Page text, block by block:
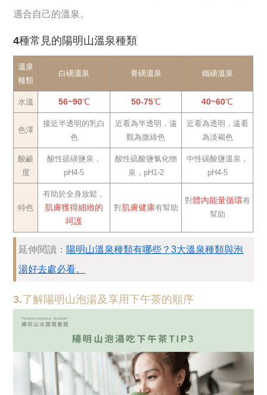
適合自己的溫泉。
4種常見的陽明山溫泉種類
溫泉
種類
白磺溫泉 青磺溫泉 鐵磺溫泉
水溫 56~90℃ 50-75℃ 40~60℃
色澤
接近半透明的乳白
色
近看為半透明，遠
觀為微綠色
近看為透明，遠看
為淡褐色
酸鹼
度
酸性硫磺鹽泉，
pH4-5
酸性硫酸鹽氯化物
泉，pH1-2
中性碳酸鹽溫泉，
pH4-5
特色
有助於全身放鬆，
肌膚獲得細緻的
呵護
對 肌膚健康有幫助
對體內能量循環有
幫助
延伸閱讀： 陽明山溫泉種類有哪些？3大溫泉種類與泡
湯好去處必看。
3.了解陽明山泡湯及享用下午茶的順序